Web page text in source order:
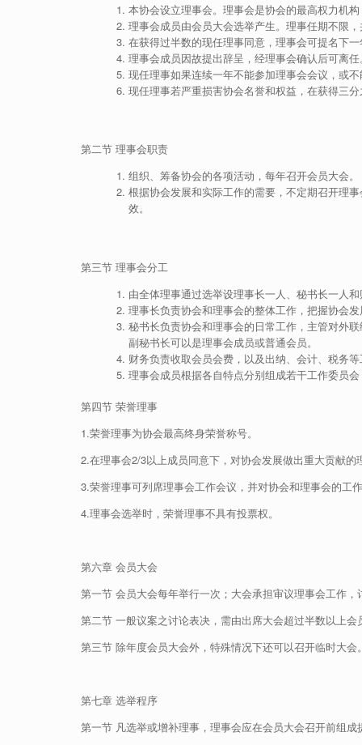
本协会设立理事会。理事会是协会的最高权力机
理事会成员由会员大会选举产生。理事任期不限
在获得过半数的现任理事同意，理事会可提名下
理事会成员因故提出辞呈，经理事会确认后可离任
现任理事如果连续一年不能参加理事会会议，或
现任理事若严重损害协会名誉和权益，在获得三
第二节 理事会职责
组织、筹备协会的各项活动，每年召开会员大会。
根据协会发展和实际工作的需要，不定期召开理
效。
第三节 理事会分工
由全体理事通过选举设理事长一人、秘书长一人
理事长负责协会和理事会的整体工作，把握协会
秘书长负责协会和理事会的日常工作，主管对外
副秘书长可以是理事会成员或普通会员。
财务负责收取会员会费，以及出纳、会计、税务
理事会成员根据各自特点分别组成若干工作委员
第四节 荣誉理事
1.荣誉理事为协会最高终身荣誉称号。
2.在理事会2/3以上成员同意下，对协会发展做出重大贡献
3.荣誉理事可列席理事会工作会议，并对协会和理事会的工
4.理事会选举时，荣誉理事不具有投票权。
第六章 会员大会
第一节 会员大会每年举行一次；大会承担审议理事会工作
第二节 一般议案之讨论表决，需由出席大会超过半数以上
第三节 除年度会员大会外，特殊情况下还可以召开临时大
第七章 选举程序
第一节 凡选举或增补理事，理事会应在会员大会召开前组